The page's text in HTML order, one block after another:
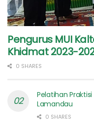
Pengurus MUI
Khidmat 2023-
0 SHARES
Pelatihan Praktisi
Lamandau
0 SHARES